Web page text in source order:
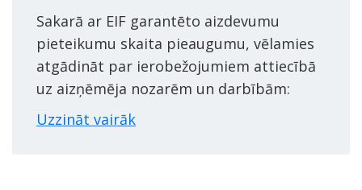
Sakarā ar EIF garantēto aizdevumu
pieteikumu skaita pieaugumu, vēlamies
atgādināt par ierobežojumiem attiecībā
uz aizņēmēja nozarēm un darbībām:
Uzzināt vairāk